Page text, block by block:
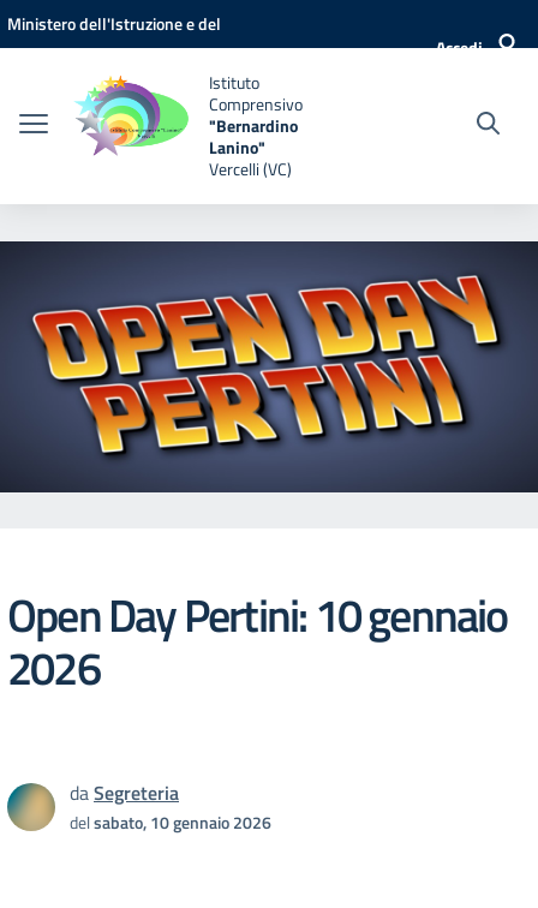
Vai ai contenuti
Vai al menu di navigazione
Vai al footer
Ministero dell'Istruzione e del
Accedi
Istituto
Comprensivo
"Bernardino
Lanino"
Vercelli (VC)
Open Day Pertini: 10 gennaio
2026
daSegreteria
delsabato, 10 gennaio 2026